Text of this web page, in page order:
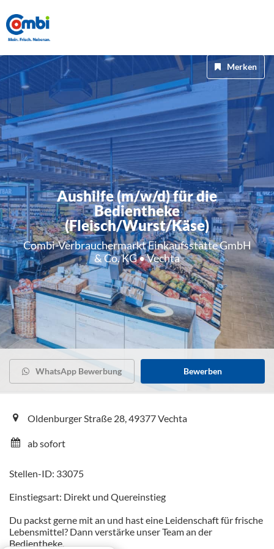
Aushilfe (m/w/d) für die
Bedientheke
(Fleisch/Wurst/Käse)
Combi-Verbrauchermarkt Einkaufsstätte GmbH
& Co. KG • Vechta
Merken
WhatsApp Bewerbung Bewerben
Oldenburger Straße 28, 49377 Vechta
ab sofort
Stellen-ID: 33075
Einstiegsart: Direkt und Quereinstieg
Du packst gerne mit an und hast eine Leidenschaft für frische
Lebensmittel? Dann verstärke unser Team an der
Bedientheke.